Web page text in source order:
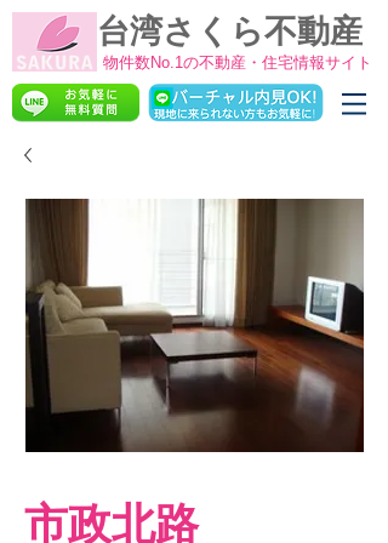
物件数No.1の不動産・住宅情報サイト
台湾さくら不動産
市政北路